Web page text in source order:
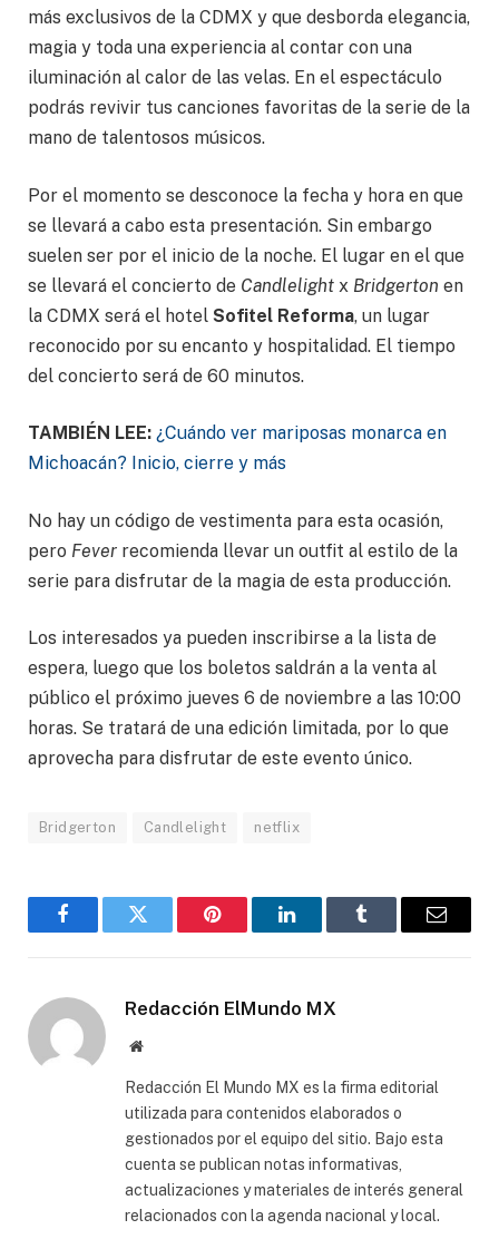
más exclusivos de la CDMX y que desborda elegancia,
magia y toda una experiencia al contar con una
iluminación al calor de las velas. En el espectáculo
podrás revivir tus canciones favoritas de la serie de la
mano de talentosos músicos.
Por el momento se desconoce la fecha y hora en que
se llevará a cabo esta presentación. Sin embargo
suelen ser por el inicio de la noche. El lugar en el que
se llevará el concierto de Candlelight x Bridgerton en
la CDMX será el hotel Sofitel Reforma, un lugar
reconocido por su encanto y hospitalidad. El tiempo
del concierto será de 60 minutos.
TAMBIÉN LEE: ¿Cuándo ver mariposas monarca en
Michoacán? Inicio, cierre y más
No hay un código de vestimenta para esta ocasión,
pero Fever recomienda llevar un outfit al estilo de la
serie para disfrutar de la magia de esta producción.
Los interesados ya pueden inscribirse a la lista de
espera, luego que los boletos saldrán a la venta al
público el próximo jueves 6 de noviembre a las 10:00
horas. Se tratará de una edición limitada, por lo que
aprovecha para disfrutar de este evento único.
Bridgerton Candlelight netflix
FacebookGorjeo Pinterest LinkedInTumblr
Correo
Redacción ElMundo MX
Sitio
Redacción El Mundo MX es la firma editorial
utilizada para contenidos elaborados o
gestionados por el equipo del sitio. Bajo esta
cuenta se publican notas informativas,
actualizaciones y materiales de interés general
relacionados con la agenda nacional y local.